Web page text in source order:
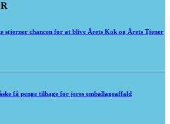
stjerner chancen for at blive Årets Kok og Årets Tjener
få penge tilbage for jeres emballageaffald